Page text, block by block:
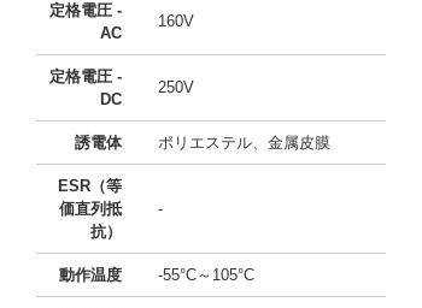
定格電圧 -
AC
160V
定格電圧 -
DC
250V
誘電体 ポリエステル、金属皮膜
ESR（等
価直列抵
抗）
-
動作温度 -55°C～105°C